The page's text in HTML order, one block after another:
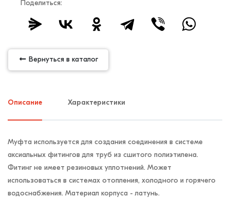
Поделиться:
Вернуться в каталог
Описание Характеристики
Муфта используется для создания соединения в системе
аксиальных фитингов для труб из сшитого полиэтилена.
Фитинг не имеет резиновых уплотнений. Может
использоваться в системах отопления, холодного и горячего
водоснабжения. Материал корпуса - латунь.